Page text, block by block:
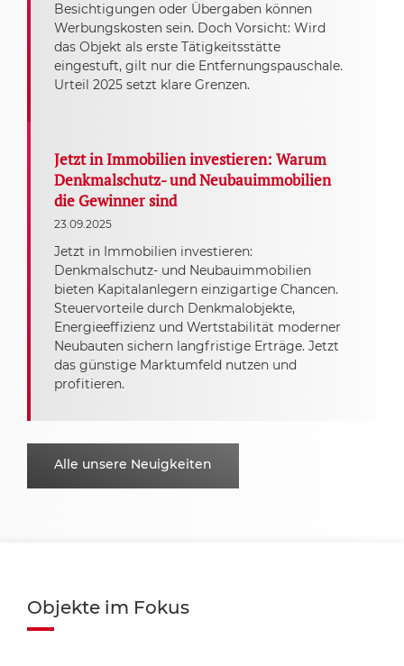
Besichtigungen oder Übergaben können
Werbungskosten sein. Doch Vorsicht: Wird
das Objekt als erste Tätigkeitsstätte
eingestuft, gilt nur die Entfernungspauschale.
Urteil 2025 setzt klare Grenzen.
Jetzt in Immobilien investieren: Warum
Denkmalschutz- und Neubauimmobilien
die Gewinner sind
23.09.2025
Jetzt in Immobilien investieren:
Denkmalschutz- und Neubauimmobilien
bieten Kapitalanlegern einzigartige Chancen.
Steuervorteile durch Denkmalobjekte,
Energieeffizienz und Wertstabilität moderner
Neubauten sichern langfristige Erträge. Jetzt
das günstige Marktumfeld nutzen und
profitieren.
Alle unsere Neuigkeiten
Objekte im Fokus